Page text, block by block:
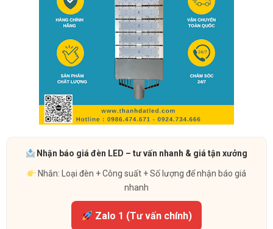
Nhận báo giá đèn LED – tư vấn nhanh & giá tận xưởng
Nhắn: Loại đèn + Công suất + Số lượng để nhận báo giá
nhanh
Zalo 1 (Tư vấn chính)